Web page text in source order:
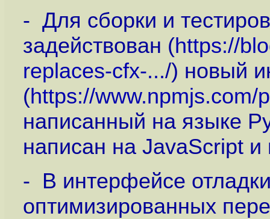
- Для сборки и
задействован (https://
replaces-cfx-.../) новый
(https://www.npmjs.com/
написанный на языке
написан на JavaScript и
- В интерфейсе
оптимизированных